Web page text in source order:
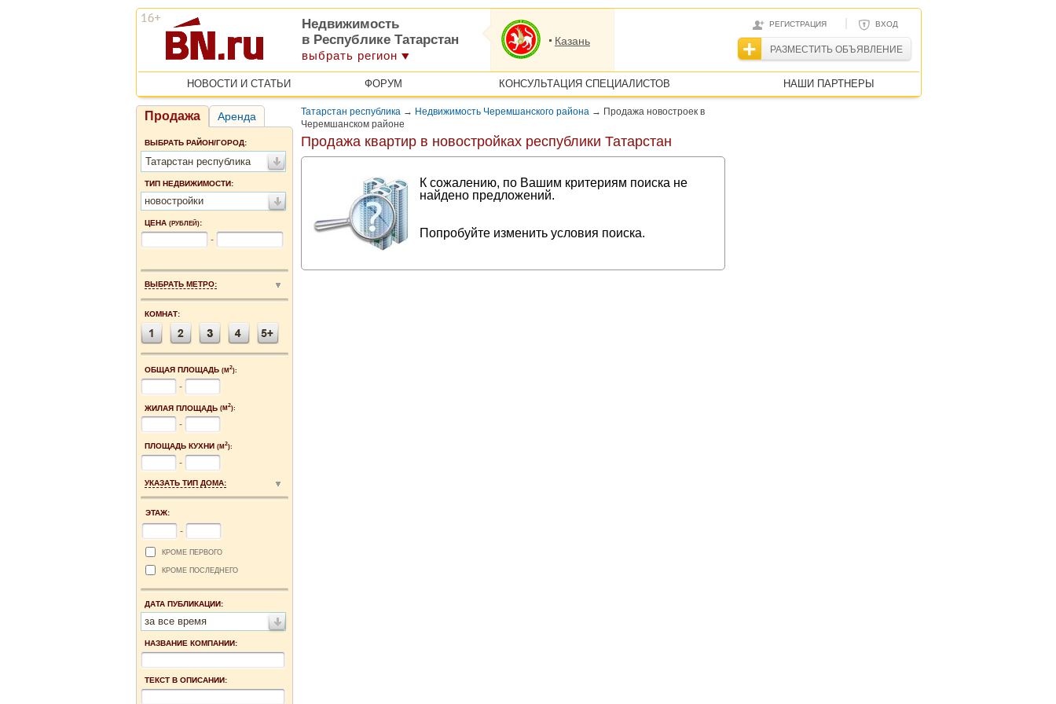
РЕГИСТРАЦИЯ | ВХОД
РАЗМЕСТИТЬ ОБЪЯВЛЕНИЕ
Недвижимость
в Республике Татарстан
выбрать регион
Казань
НОВОСТИ И СТАТЬИ ФОРУМ КОНСУЛЬТАЦИЯ СПЕЦИАЛИСТОВ НАШИ ПАРТНЕРЫ
Продажа Аренда
ВЫБРАТЬ РАЙОН/ГОРОД:
Татарстан республика
ТИП НЕДВИЖИМОСТИ:
новостройки
ЦЕНА (РУБЛЕЙ):
-
ВЫБРАТЬ МЕТРО:
КОМНАТ:
ОБЩАЯ ПЛОЩАДЬ (М2):
-
ЖИЛАЯ ПЛОЩАДЬ (М2):
-
ПЛОЩАДЬ КУХНИ (М2):
-
УКАЗАТЬ ТИП ДОМА:
ЭТАЖ:
-
КРОМЕ ПЕРВОГО
КРОМЕ ПОСЛЕДНЕГО
ДАТА ПУБЛИКАЦИИ:
за все время
НАЗВАНИЕ КОМПАНИИ:
ТЕКСТ В ОПИСАНИИ:
Татарстан республика → Недвижимость Черемшанского района → Продажа новостроек в
Черемшанском районе
Продажа квартир в новостройках республики Татарстан
К сожалению, по Вашим критериям поиска не
найдено предложений.
Попробуйте изменить условия поиска.